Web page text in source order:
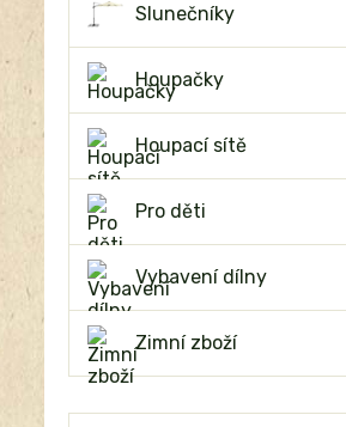
Slunečníky
Houpačky
Houpací sítě
Pro děti
Vybavení dílny
Zimní zboží